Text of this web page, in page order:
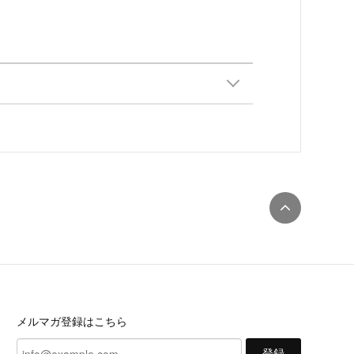
メルマガ登録はこちら